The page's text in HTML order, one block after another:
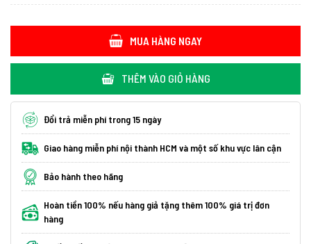
MUA HÀNG NGAY
THÊM VÀO GIỎ HÀNG
Đổi trả miễn phí trong 15 ngày
Giao hàng miễn phí nội thành HCM và một số khu vực lân cận
Bảo hành theo hãng
Hoàn tiền 100% nếu hàng giả tặng thêm 100% giá trị đơn
hàng